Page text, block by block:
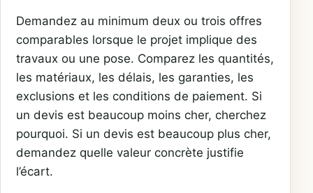
Demandez au minimum deux ou trois offres
comparables lorsque le projet implique des
travaux ou une pose. Comparez les quantités,
les matériaux, les délais, les garanties, les
exclusions et les conditions de paiement. Si
un devis est beaucoup moins cher, cherchez
pourquoi. Si un devis est beaucoup plus cher,
demandez quelle valeur concrète justifie
l’écart.